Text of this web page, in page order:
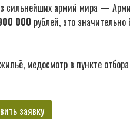
сильнейших армий мира —
000 рублей, это
медосмотр в пункте
заявку